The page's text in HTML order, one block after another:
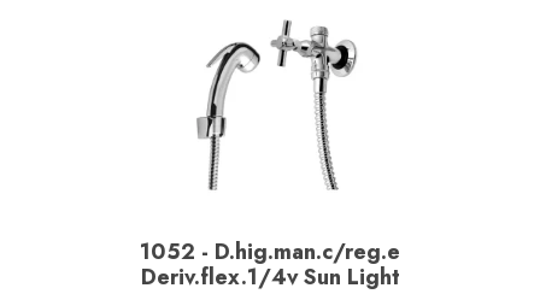
1052 - D.hig.man.c/reg.e
Deriv.flex.1/4v Sun Light